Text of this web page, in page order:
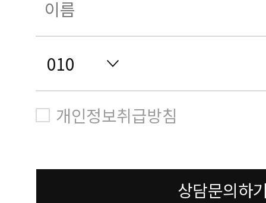
개인정보취급방침
상담문의하